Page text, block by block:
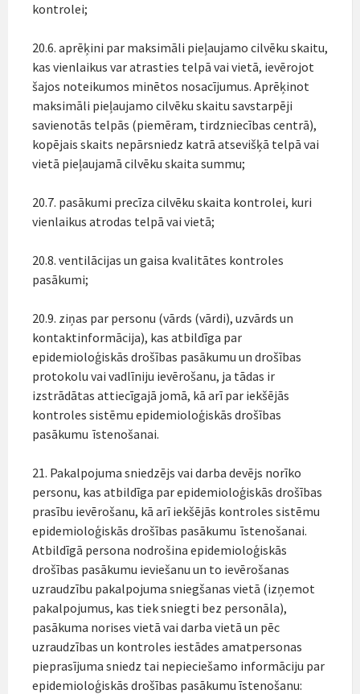
kontrolei;
20.6. aprēķini par maksimāli pieļaujamo cilvēku skaitu,
kas vienlaikus var atrasties telpā vai vietā, ievērojot
šajos noteikumos minētos nosacījumus. Aprēķinot
maksimāli pieļaujamo cilvēku skaitu savstarpēji
savienotās telpās (piemēram, tirdzniecības centrā),
kopējais skaits nepārsniedz katrā atsevišķā telpā vai
vietā pieļaujamā cilvēku skaita summu;
20.7. pasākumi precīza cilvēku skaita kontrolei, kuri
vienlaikus atrodas telpā vai vietā;
20.8. ventilācijas un gaisa kvalitātes kontroles
pasākumi;
20.9. ziņas par personu (vārds (vārdi), uzvārds un
kontaktinformācija), kas atbildīga par
epidemioloģiskās drošības pasākumu un drošības
protokolu vai vadlīniju ievērošanu, ja tādas ir
izstrādātas attiecīgajā jomā, kā arī par iekšējās
kontroles sistēmu epidemioloģiskās drošības
pasākumu īstenošanai.
21. Pakalpojuma sniedzējs vai darba devējs norīko
personu, kas atbildīga par epidemioloģiskās drošības
prasību ievērošanu, kā arī iekšējās kontroles sistēmu
epidemioloģiskās drošības pasākumu īstenošanai.
Atbildīgā persona nodrošina epidemioloģiskās
drošības pasākumu ieviešanu un to ievērošanas
uzraudzību pakalpojuma sniegšanas vietā (izņemot
pakalpojumus, kas tiek sniegti bez personāla),
pasākuma norises vietā vai darba vietā un pēc
uzraudzības un kontroles iestādes amatpersonas
pieprasījuma sniedz tai nepieciešamo informāciju par
epidemioloģiskās drošības pasākumu īstenošanu: